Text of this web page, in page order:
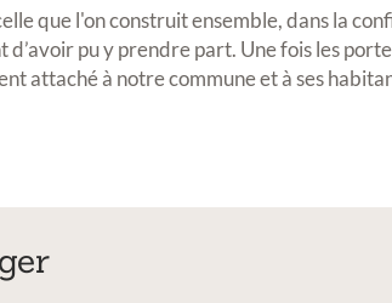
que l'on construit ensemble, dans la
d’avoir pu y prendre part. Une fois les
attaché à notre commune et à ses
Exposition